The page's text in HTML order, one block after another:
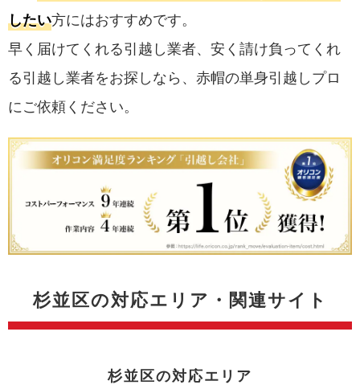
したい方にはおすすめです。
早く届けてくれる引越し業者、安く請け負ってくれ
る引越し業者をお探しなら、赤帽の単身引越しプロ
にご依頼ください。
杉並区の対応エリア・関連サイト
杉並区の対応エリア